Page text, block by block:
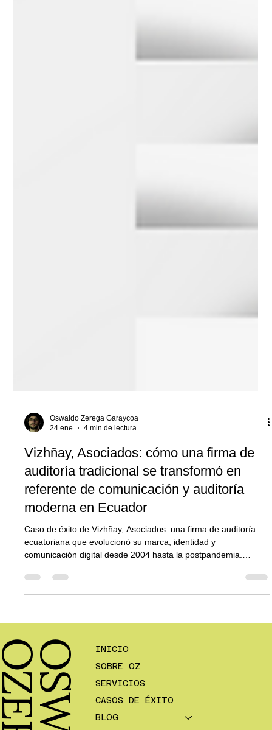
24 ene
4 min de lectura
Vizhñay, Asociados: cómo una firma de
auditoría tradicional se transformó en
referente de comunicación y auditoría
moderna en Ecuador
Caso de éxito de Vizhñay, Asociados: una firma de auditoría
comunicación digital desde 2004 hasta la postpandemia.
Ecuador.
INICIO
SOBRE OZ
SERVICIOS
CASOS DE ÉXITO